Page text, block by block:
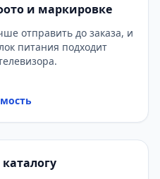
и маркировке
отправить до заказа, и
питания подходит